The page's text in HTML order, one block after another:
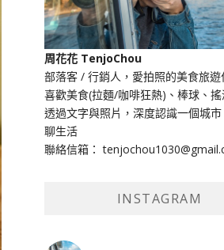
周花花 TenjoChou
部落客 / 行銷人，愛拍照的美食旅遊
喜歡美食(拉麵/咖啡狂熱)、棒球、
透過文字與照片，深度認識一個城
聊生活
聯絡信箱：
INSTAGRAM